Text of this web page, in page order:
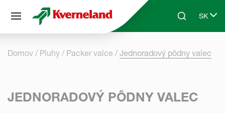
Skip to main contentSearchSK
Select
Domov Pluhy Packer valce Jednoradový pôdny valec
JEDNORADOVÝ PÔDNY VALEC
Panel riadenia súborov cookie